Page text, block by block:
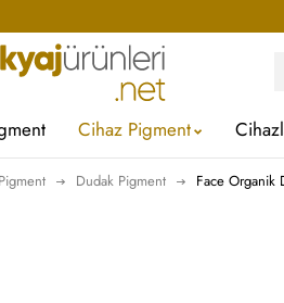
Cihaz Pigment
Dudak Pigment Face Organik